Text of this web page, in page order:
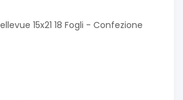
15x21 18 Fogli - Confezione